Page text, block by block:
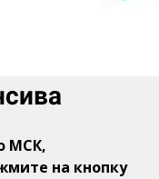
МСК,
на кнопку